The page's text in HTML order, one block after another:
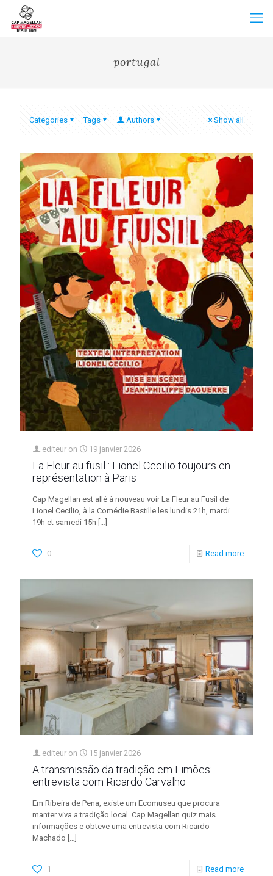
portugal
Categories Tags Authors Show all
editeur on 19 janvier 2026
La Fleur au fusil : Lionel Cecilio toujours en
représentation à Paris
Cap Magellan est allé à nouveau voir La Fleur au Fusil de
Lionel Cecilio, à la Comédie Bastille les lundis 21h, mardi
19h et samedi 15h […]
0 Read more
editeur on 15 janvier 2026
A transmissão da tradição em Limões:
entrevista com Ricardo Carvalho
Em Ribeira de Pena, existe um Ecomuseu que procura
manter viva a tradição local. Cap Magellan quiz mais
informações e obteve uma entrevista com Ricardo
Machado
1 Read more